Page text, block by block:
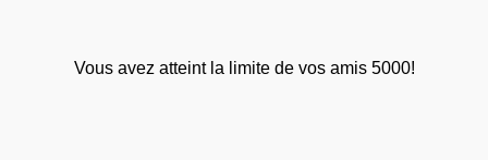
Vous avez atteint la limite de vos amis 5000!